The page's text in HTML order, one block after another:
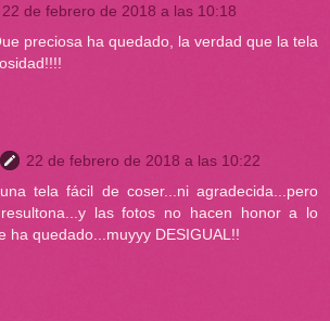
22 de febrero de 2018 a las 10:18
preciosa ha quedado, la verdad que la tela
22 de febrero de 2018 a las 10:22
tela fácil de coser...ni agradecida...pero
las fotos no hacen honor a lo
ha quedado...muyyy DESIGUAL!!